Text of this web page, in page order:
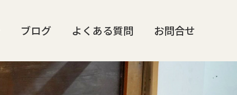
ブログ よくある質問 お問合せ